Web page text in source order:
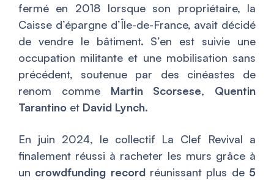
fermé en 2018 lorsque son propriétaire, la
Caisse d’épargne d’Île-de-France, avait décidé
de vendre le bâtiment. S’en est suivie une
occupation militante et une mobilisation sans
précédent, soutenue par des cinéastes de
renom comme Martin Scorsese, Quentin
Tarantino et David Lynch.
En juin 2024, le collectif La Clef Revival a
finalement réussi à racheter les murs grâce à
un crowdfunding recordréunissant plus de 5